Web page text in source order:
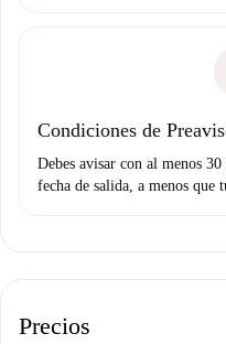
Condiciones de
Debes avisar con al menos
fecha de salida, a menos que
Precios